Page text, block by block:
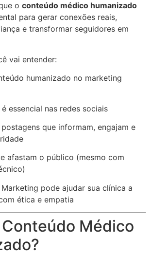
o conteúdo médico humanizado
para gerar conexões reais,
e transformar seguidores em
vai entender:
humanizado no marketing
essencial nas redes sociais
que informam, engajam e
afastam o público (mesmo com
Marketing pode ajudar sua clínica a
ética e empatia
Conteúdo Médico